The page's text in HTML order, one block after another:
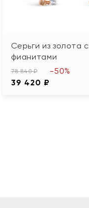
Серьги из золота с
фианитами
78 840 ₽
39 420 ₽
-50%